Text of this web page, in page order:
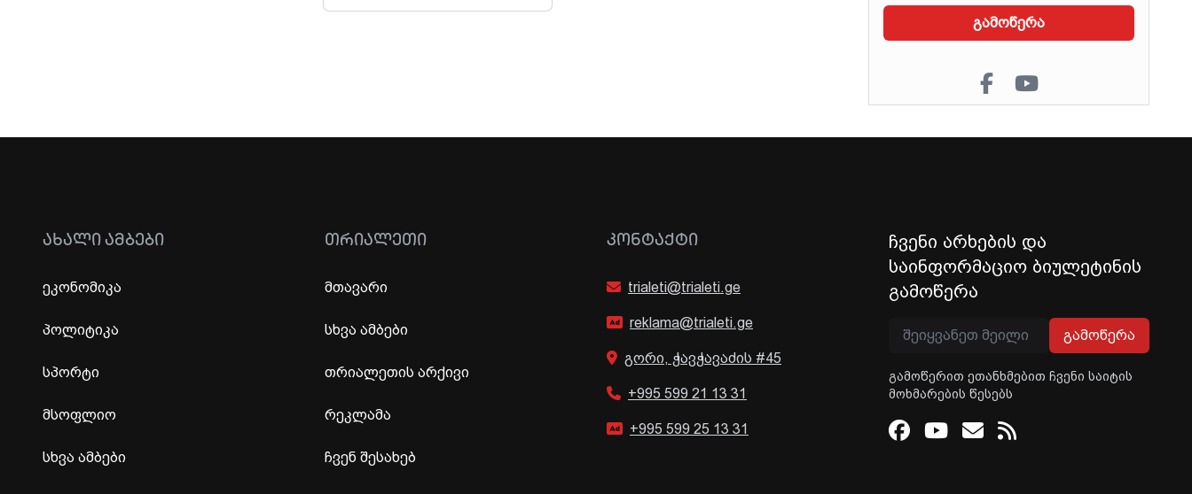
გამოწერა
ᲐᲮᲐᲚᲘ ᲐᲛᲑᲔᲑᲘ
ეკონომიკა
პოლიტიკა
სპორტი
მსოფლიო
სხვა ამბები
ᲗᲠᲘᲐᲚᲔᲗᲘ
მთავარი
სხვა ამბები
თრიალეთის არქივი
რეკლამა
ჩვენ შესახებ
ᲙᲝᲜᲢᲐᲥᲢᲘ
trialeti@trialeti.ge
reklama@trialeti.ge
გორი, ჭავჭავაძის #45
+995 599 21 13 31
+995 599 25 13 31
ჩვენი არხების და
საინფორმაციო ბიულეტინის
გამოწერა
გამოწერა
გამოწერით ეთანხმებით ჩვენი საიტის
მოხმარების წესებს
Facebook
Youtube
Email
RSS